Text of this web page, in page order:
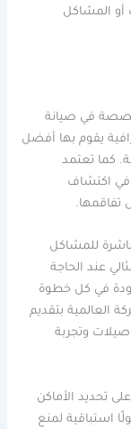
أو المشاكل
في صيانة
يقوم بها أفضل
كما تعتمد
في اكتشاف
تفاقمها.
للمشاكل
عند الحاجة
في كل خطوة
العالمية بتقديم
وتجربة
تحديد الأماكن
استباقية لمنع